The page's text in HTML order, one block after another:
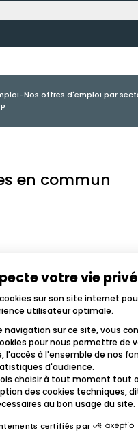
-Nos offres d'emploi par
en commun
InstagramTikTok Youtube